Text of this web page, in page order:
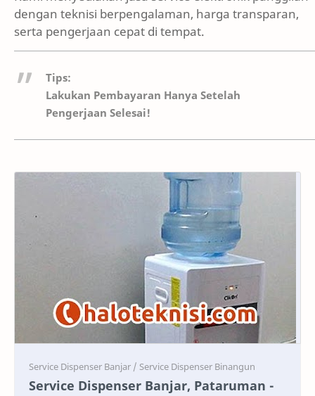
dengan teknisi berpengalaman, harga transparan,
serta pengerjaan cepat di tempat.
Tips:
Lakukan Pembayaran Hanya Setelah
Pengerjaan Selesai!
Service Service
Service Dispenser Banjar, Pataruman -